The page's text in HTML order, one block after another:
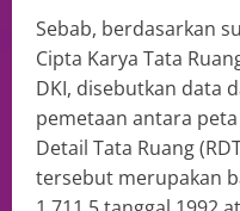
Sebab, berdasarkan
Cipta Karya Tata
DKI, disebutkan data
pemetaan antara peta
Detail Tata Ruang
tersebut merupakan